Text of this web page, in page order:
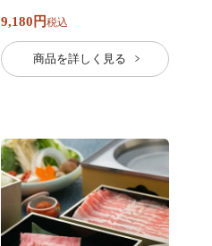
9,180 税込
商品を詳しく見る